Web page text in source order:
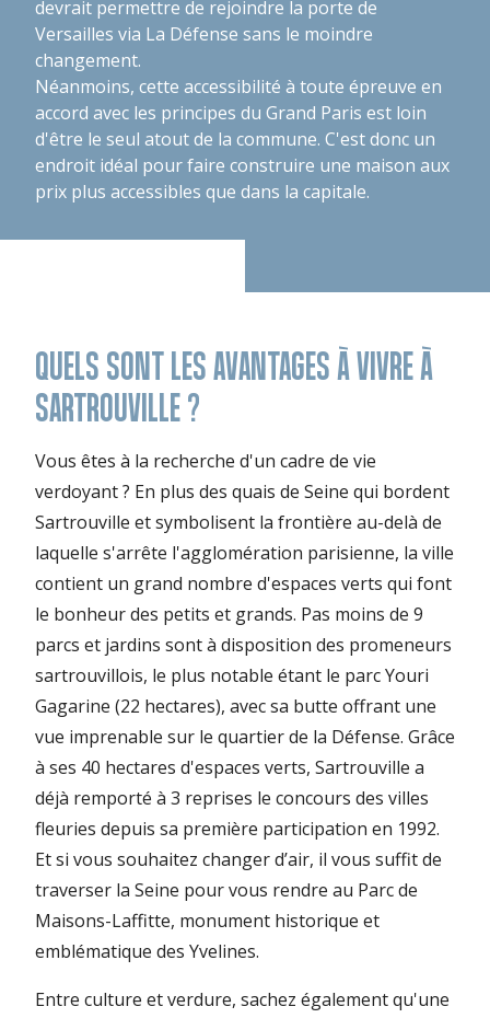
devrait permettre de rejoindre la porte de
Versailles via La Défense sans le moindre
changement.
Néanmoins, cette accessibilité à toute épreuve en
accord avec les principes du Grand Paris est loin
d'être le seul atout de la commune. C'est donc un
endroit idéal pour faire construire une maison aux
prix plus accessibles que dans la capitale.
QUELS SONT LES AVANTAGES À VIVRE À
SARTROUVILLE ?
Vous êtes à la recherche d'un cadre de vie
verdoyant ? En plus des quais de Seine qui bordent
Sartrouville et symbolisent la frontière au-delà de
laquelle s'arrête l'agglomération parisienne, la ville
contient un grand nombre d'espaces verts qui font
le bonheur des petits et grands. Pas moins de 9
parcs et jardins sont à disposition des promeneurs
sartrouvillois, le plus notable étant le parc Youri
Gagarine (22 hectares), avec sa butte offrant une
vue imprenable sur le quartier de la Défense. Grâce
à ses 40 hectares d'espaces verts, Sartrouville a
déjà remporté à 3 reprises le concours des villes
fleuries depuis sa première participation en 1992.
Et si vous souhaitez changer d’air, il vous suffit de
traverser la Seine pour vous rendre au Parc de
Maisons-Laffitte, monument historique et
emblématique des Yvelines.
Entre culture et verdure, sachez également qu'une